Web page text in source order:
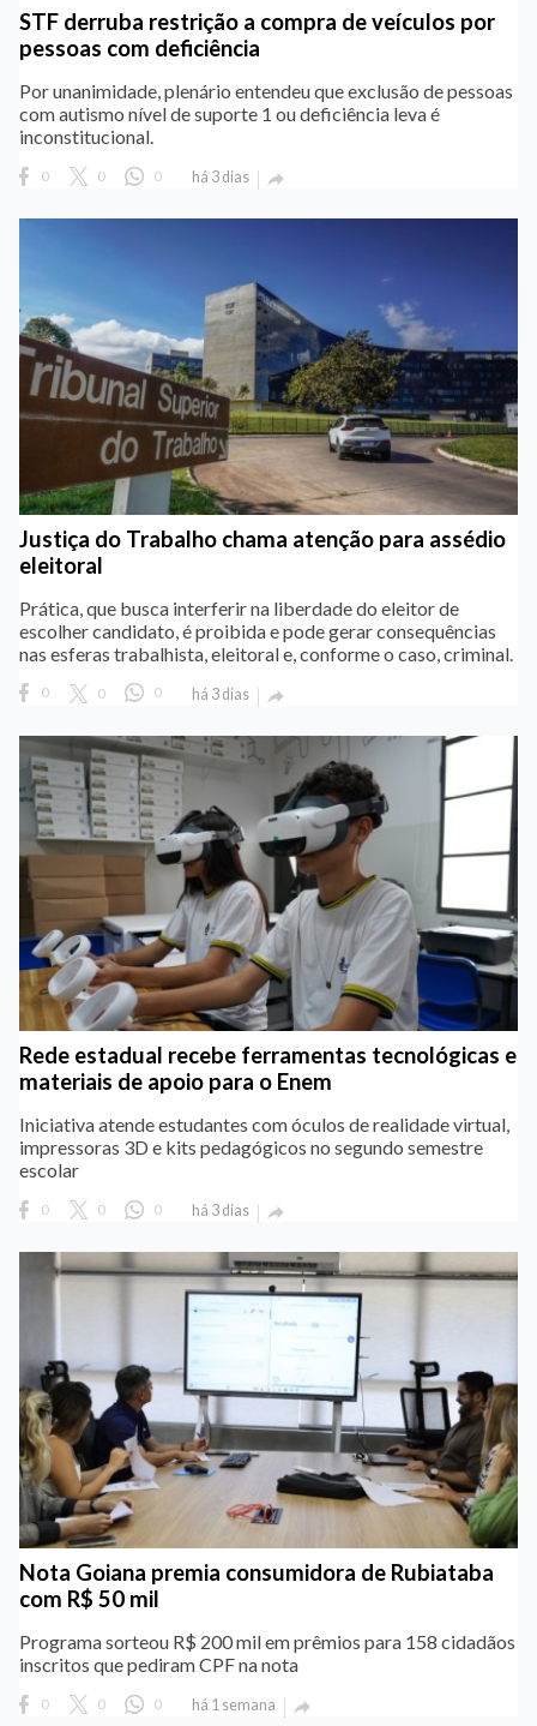
STF derruba restrição a compra de veículos por
pessoas com deficiência
Por unanimidade, plenário entendeu que exclusão de pessoas
com autismo nível de suporte 1 ou deficiência leva é
inconstitucional.
0 0 0 há 3 dias 
Justiça do Trabalho chama atenção para assédio
eleitoral
Prática, que busca interferir na liberdade do eleitor de
escolher candidato, é proibida e pode gerar consequências
nas esferas trabalhista, eleitoral e, conforme o caso, criminal.
0 0 0 há 3 dias 
Rede estadual recebe ferramentas tecnológicas e
materiais de apoio para o Enem
Iniciativa atende estudantes com óculos de realidade virtual,
impressoras 3D e kits pedagógicos no segundo semestre
escolar
0 0 0 há 3 dias 
Nota Goiana premia consumidora de Rubiataba
com R$ 50 mil
Programa sorteou R$ 200 mil em prêmios para 158 cidadãos
inscritos que pediram CPF na nota
0 0 0 há 1 semana 